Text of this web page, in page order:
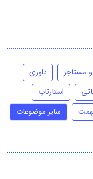
مستاجر
داوری
استارتاپ
سایر موضوعات